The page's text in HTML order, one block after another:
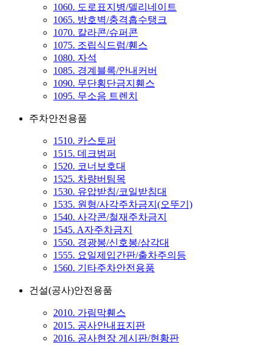
1060. 도로표지병/델리네이트
1065. 방호벽/충격흡수탱크
1070. 칼라콘/슈퍼콘
1075. 조립식드럼/휀스
1080. 자석
1085. 경계블록/안내커버
1090. 무단횡단금지휀스
1095. 무소음 트렌치
주차안전용품
1510. 카스토퍼
1515. 데크범퍼
1520. 코너보호대
1525. 차량버팀목
1530. 유압받침/코일받침대
1535. 원형/사각주차금지(오뚜기)
1540. 사각콘/철재주차금지
1545. A자주차금지
1550. 경광봉/신호봉/삼각대
1555. 요일제입간판/출차주의등
1560. 기타주차안전용품
건설(공사)안전용품
2010. 가림막휀스
2015. 공사안내표지판
2016. 공사현장 게시판/현황판